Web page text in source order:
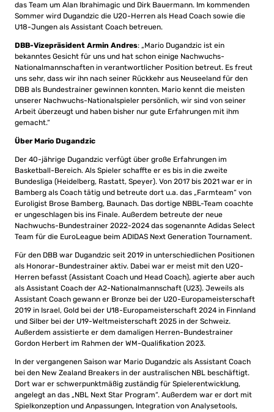
das Team um Alan Ibrahimagic und Dirk Bauermann. Im kommenden
Sommer wird Dugandzic die U20-Herren als Head Coach sowie die
U18-Jungen als Assistant Coach betreuen.
DBB-Vizepräsident Armin Andres: „Mario Dugandzic ist ein
bekanntes Gesicht für uns und hat schon einige Nachwuchs-
Nationalmannschaften in verantwortlicher Position betreut. Es freut
uns sehr, dass wir ihn nach seiner Rückkehr aus Neuseeland für den
DBB als Bundestrainer gewinnen konnten. Mario kennt die meisten
unserer Nachwuchs-Nationalspieler persönlich, wir sind von seiner
Arbeit überzeugt und haben bisher nur gute Erfahrungen mit ihm
gemacht.“
Über Mario Dugandzic
Der 40-jährige Dugandzic verfügt über große Erfahrungen im
Basketball-Bereich. Als Spieler schaffte er es bis in die zweite
Bundesliga (Heidelberg, Rastatt, Speyer). Von 2017 bis 2021 war er in
Bamberg als Coach tätig und betreute dort u.a. das „Farmteam“ von
Euroligist Brose Bamberg, Baunach. Das dortige NBBL-Team coachte
er ungeschlagen bis ins Finale. Außerdem betreute der neue
Nachwuchs-Bundestrainer 2022-2024 das sogenannte Adidas Select
Team für die EuroLeague beim ADIDAS Next Generation Tournament.
Für den DBB war Dugandzic seit 2019 in unterschiedlichen Positionen
als Honorar-Bundestrainer aktiv. Dabei war er meist mit den U20-
Herren befasst (Assistant Coach und Head Coach), agierte aber auch
als Assistant Coach der A2-Nationalmannschaft (U23). Jeweils als
Assistant Coach gewann er Bronze bei der U20-Europameisterschaft
2019 in Israel, Gold bei der U18-Europameisterschaft 2024 in Finnland
und Silber bei der U19-Weltmeisterschaft 2025 in der Schweiz.
Außerdem assistierte er dem damaligen Herren-Bundestrainer
Gordon Herbert im Rahmen der WM-Qualifikation 2023.
In der vergangenen Saison war Mario Dugandzic als Assistant Coach
bei den New Zealand Breakers in der australischen NBL beschäftigt.
Dort war er schwerpunktmäßig zuständig für Spielerentwicklung,
angelegt an das „NBL Next Star Program“. Außerdem war er dort mit
Spielkonzeption und Anpassungen, Integration von Analysetools,